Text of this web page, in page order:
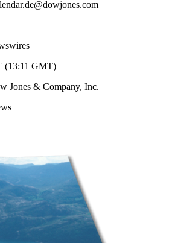
(13:11 GMT)
Jones & Company, Inc.